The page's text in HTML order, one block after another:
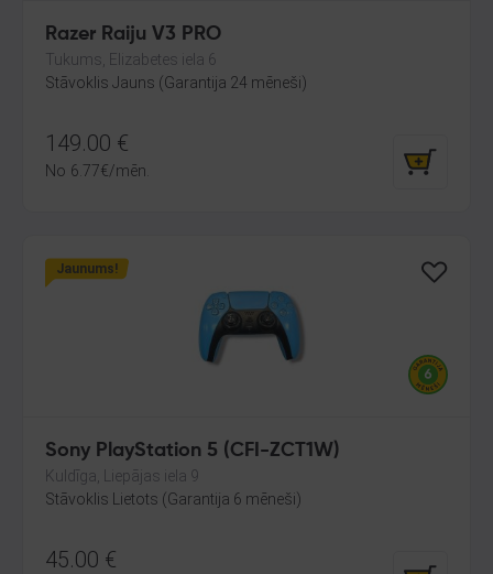
Razer Raiju V3 PRO
Tukums, Elizabetes iela 6
Stāvoklis Jauns (Garantija 24 mēneši)
149.00 €
No 6.77€/mēn.
Jaunums!
Sony PlayStation 5 (CFI-ZCT1W)
Kuldīga, Liepājas iela 9
Stāvoklis Lietots (Garantija 6 mēneši)
45.00 €